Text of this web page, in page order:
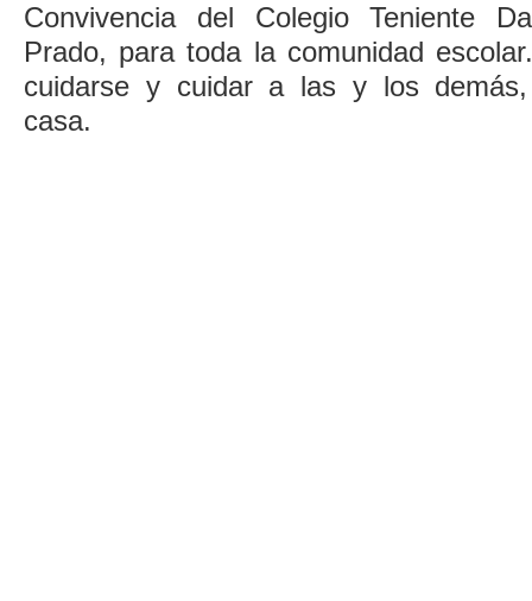
Convivencia del Colegio Teniente
Prado, para toda la comunidad
cuidarse y cuidar a las y los demás,
casa.